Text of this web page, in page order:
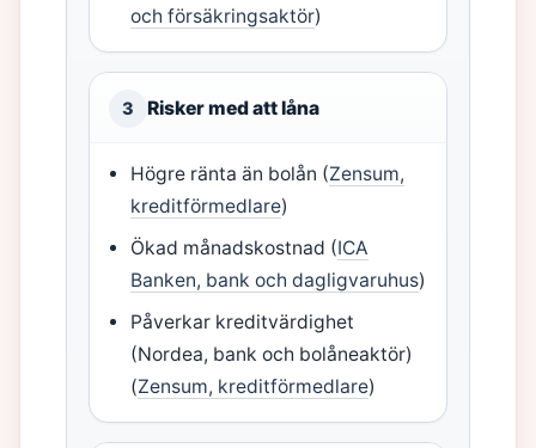
och försäkringsaktör)
3 Risker med att låna
Högre ränta än bolån (Zensum,
kreditförmedlare)
Ökad månadskostnad (ICA
Banken, bank och dagligvaruhus)
Påverkar kreditvärdighet
(Nordea, bank och bolåneaktör)
(Zensum, kreditförmedlare)